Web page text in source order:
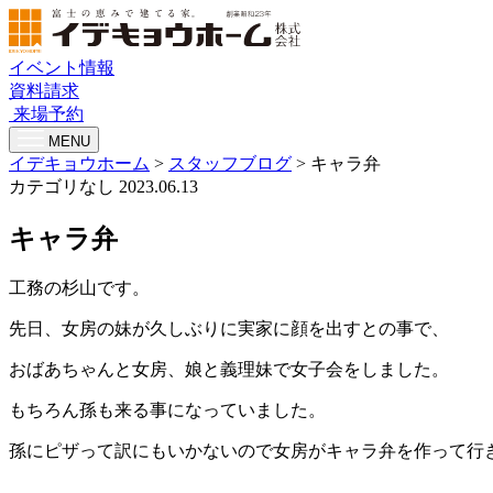
イベント情報
資料請求
来場予約
MENU
イデキョウホーム > スタッフブログ > キャラ弁
カテゴリなし 2023.06.13
キャラ弁
工務の杉山です。
先日、女房の妹が久しぶりに実家に顔を出すとの事で、
おばあちゃんと女房、娘と義理妹で女子会をしました。
もちろん孫も来る事になっていました。
孫にピザって訳にもいかないので女房がキャラ弁を作って行